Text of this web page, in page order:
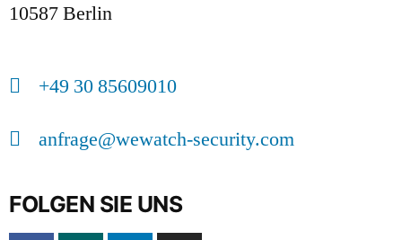
10587 Berlin
+49 30 85609010
anfrage@wewatch-security.com
FOLGEN SIE UNS